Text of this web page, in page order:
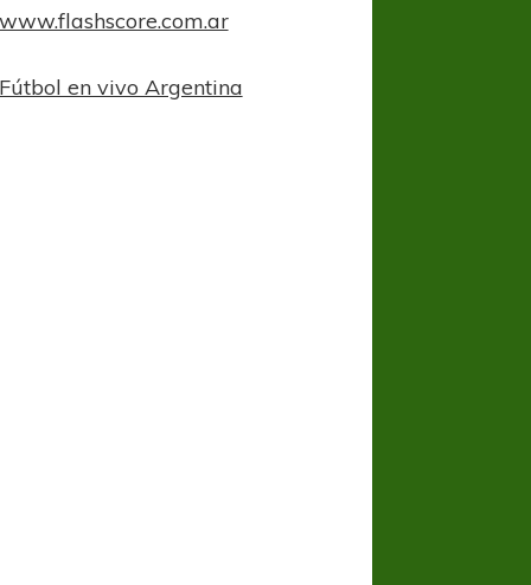
www.flashscore.com.ar
Fútbol en vivo Argentina